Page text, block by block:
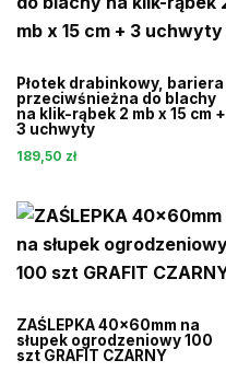
Płotek drabinkowy, bariera
przeciwśnieżna do blachy
na klik-rąbek 2 mb x 15 cm +
3 uchwyty
189,50 zł
ZAŚLEPKA 40x60mm na
słupek ogrodzeniowy 100
szt GRAFIT CZARNY